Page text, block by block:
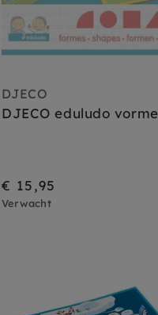
DJECO
DJECO eduludo
€ 15,95
Verwacht